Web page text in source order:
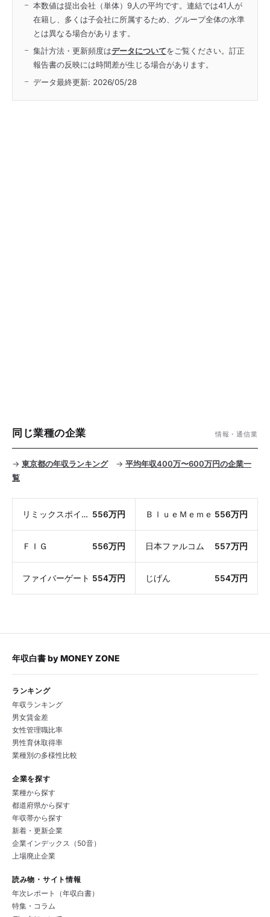
本数値は提出会社（単体）9人の平均です。連結では41人が
在籍し、多くは子会社に所属するため、グループ全体の水準
とは異なる場合があります。
集計方法・更新頻度はデータについてをご覧ください。訂正
報告書の反映には時間差が生じる場合があります。
データ最終更新: 2026/05/28
同じ業種の企業 情報・通信業
→ 東京都の年収ランキング→ 平均年収400万〜600万円の企業一
覧
リミックスポイント 556万円 ＢｌｕｅＭｅｍｅ 556万円
ＦＩＧ 556万円 日本ファルコム 557万円
ファイバーゲート 554万円 じげん 554万円
年収白書byMONEY ZONE
ランキング
年収ランキング
男女賃金差
女性管理職比率
男性育休取得率
業種別の多様性比較
企業を探す
業種から探す
都道府県から探す
年収帯から探す
新着・更新企業
企業インデックス（50音）
上場廃止企業
読み物・サイト情報
年次レポート（年収白書）
特集・コラム